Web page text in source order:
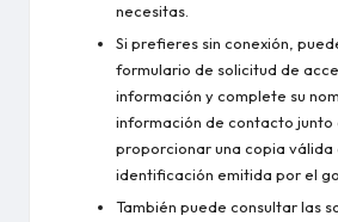
necesitas.
Si prefieres sin conexión,
formulario de solicitud de
información y complete su
información de contacto junto
proporcionar una copia válida
identificación emitida por el
También puede consultar las